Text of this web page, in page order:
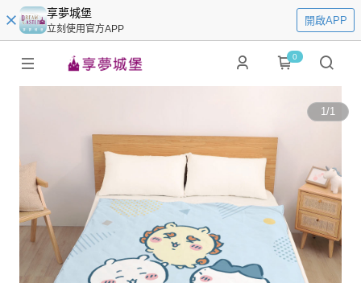
享夢城堡
立刻使用官方APP
開啟APP
0
1/1